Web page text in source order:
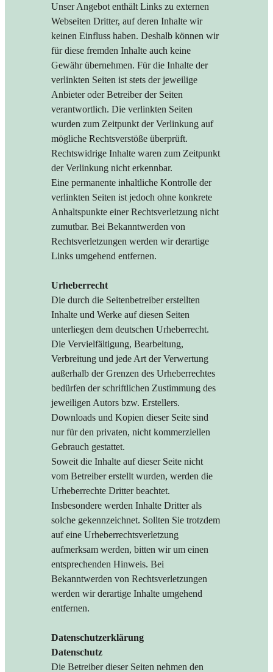
Unser Angebot enthält Links zu externen
Webseiten Dritter, auf deren Inhalte wir
keinen Einfluss haben. Deshalb können wir
für diese fremden Inhalte auch keine
Gewähr übernehmen. Für die Inhalte der
verlinkten Seiten ist stets der jeweilige
Anbieter oder Betreiber der Seiten
verantwortlich. Die verlinkten Seiten
wurden zum Zeitpunkt der Verlinkung auf
mögliche Rechtsverstöße überprüft.
Rechtswidrige Inhalte waren zum Zeitpunkt
der Verlinkung nicht erkennbar.
Eine permanente inhaltliche Kontrolle der
verlinkten Seiten ist jedoch ohne konkrete
Anhaltspunkte einer Rechtsverletzung nicht
zumutbar. Bei Bekanntwerden von
Rechtsverletzungen werden wir derartige
Links umgehend entfernen.
Urheberrecht
Die durch die Seitenbetreiber erstellten
Inhalte und Werke auf diesen Seiten
unterliegen dem deutschen Urheberrecht.
Die Vervielfältigung, Bearbeitung,
Verbreitung und jede Art der Verwertung
außerhalb der Grenzen des Urheberrechtes
bedürfen der schriftlichen Zustimmung des
jeweiligen Autors bzw. Erstellers.
Downloads und Kopien dieser Seite sind
nur für den privaten, nicht kommerziellen
Gebrauch gestattet.
Soweit die Inhalte auf dieser Seite nicht
vom Betreiber erstellt wurden, werden die
Urheberrechte Dritter beachtet.
Insbesondere werden Inhalte Dritter als
solche gekennzeichnet. Sollten Sie trotzdem
auf eine Urheberrechtsverletzung
aufmerksam werden, bitten wir um einen
entsprechenden Hinweis. Bei
Bekanntwerden von Rechtsverletzungen
werden wir derartige Inhalte umgehend
entfernen.
Datenschutzerklärung
Datenschutz
Die Betreiber dieser Seiten nehmen den